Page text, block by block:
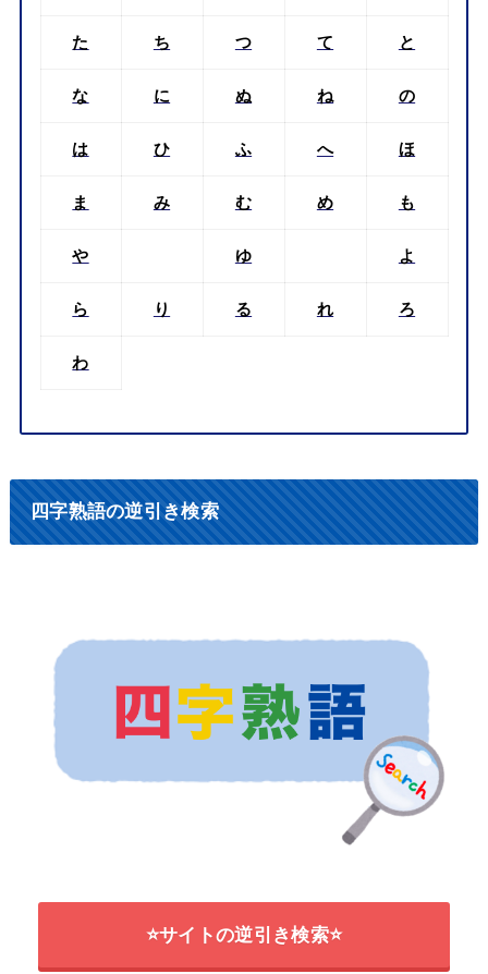
た ち つ て と
な に ぬ ね の
は ひ ふ へ ほ
ま み む め も
や ゆ よ
ら り る れ ろ
わ
四字熟語の逆引き検索
⭐サイトの逆引き検索⭐